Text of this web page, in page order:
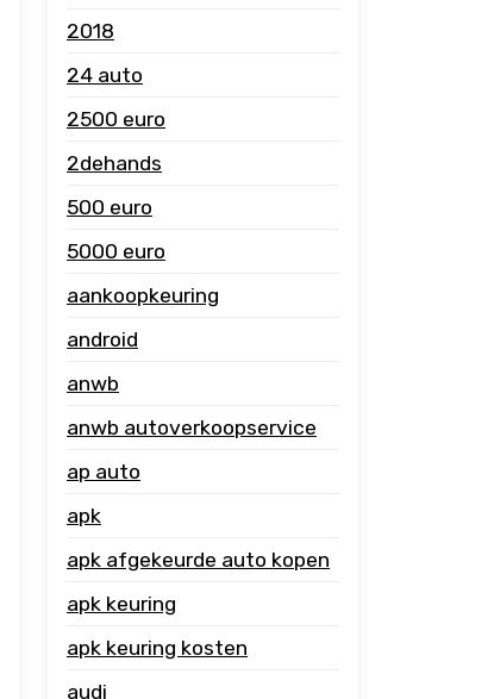
2018
24 auto
2500 euro
2dehands
500 euro
5000 euro
aankoopkeuring
android
anwb
anwb autoverkoopservice
ap auto
apk
apk afgekeurde auto kopen
apk keuring
apk keuring kosten
audi